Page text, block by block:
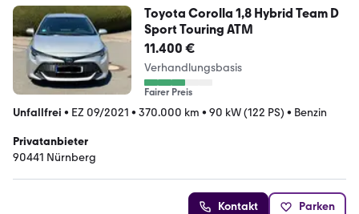
Toyota Corolla 1,8 Hybrid Team D
Sport Touring ATM
11.400 €
Verhandlungsbasis
Fairer Preis
Unfallfrei • EZ 09/2021 • 370.000 km • 90 kW (122 PS) • Benzin
Privatanbieter
90441 Nürnberg
Kontakt Parken